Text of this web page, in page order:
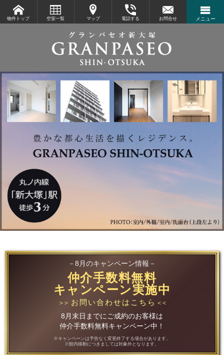
物件トップ 空室一覧 マップ 電話する お問合せ メニュー
－8月のキャンペーン情報－
仲介手数料無料
キャンペーン実施中
＞＞ お問い合わせはこちら ＜＜
8月末日までにご成約のお客様は
仲介手数料無料キャンペーン中！
※キャンペーンは予告なく変更終了する場合があります。
※館内移動につきましては対象外となります。